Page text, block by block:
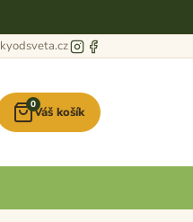
Nákupní
košík
0
Váš košík